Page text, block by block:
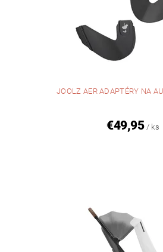
JOOLZ AER ADAPTÉRY NA
€49,95 / ks